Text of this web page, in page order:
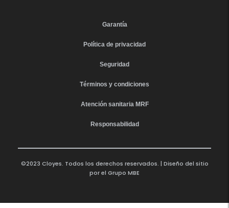
Garantía
Política de privacidad
Seguridad
Términos y condiciones
Atención sanitaria MRF
Responsabilidad
©2023 Cloyes. Todos los derechos reservados. | Diseño del sitio
por el Grupo MBE